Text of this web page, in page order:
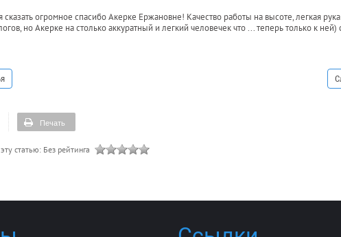
огромное спасибо Акерке Ержановне! Качество работы на высоте, легкая
но Акерке на столько аккуратный и легкий человечек что ... теперь только к
Печать
статью: Без рейтинга